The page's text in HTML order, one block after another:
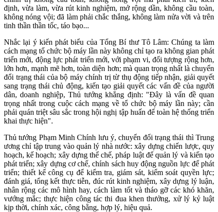
định, vừa làm, vừa rút kinh nghiệm, mở rộng dần, không cầu toàn,
không nóng vội; đã làm phải chắc thắng, không làm nửa vời và trên
tinh thần thần tốc, táo bạo...
Nhắc lại ý kiến phát biểu của Tổng Bí thư Tô Lâm: Chúng ta làm
cách mạng tổ chức bộ máy lần này không chỉ tạo ra không gian phát
triển mới, động lực phát triển mới, với phạm vi, đối tượng rộng hơn,
lớn hơn, mạnh mẽ hơn, toàn diện hơn; mà quan trọng nhất là chuyển
đổi trạng thái của bộ máy chính trị từ thụ động tiếp nhận, giải quyết
sang trạng thái chủ động, kiến tạo giải quyết các vấn đề của người
dân, doanh nghiệp, Thủ tướng khẳng định: "Đây là vấn đề quan
trọng nhất trong cuộc cách mạng về tổ chức bộ máy lần này; cần
phải quán triệt sâu sắc trong hội nghị tập huấn để toàn hệ thống triển
khai thực hiện".
Thủ tướng Phạm Minh Chính lưu ý, chuyển đổi trạng thái thì Trung
ương chỉ tập trung vào quản lý nhà nước: xây dựng chiến lược, quy
hoạch, kế hoạch; xây dựng thể chế, pháp luật để quản lý và kiến tạo
phát triển; xây dựng cơ chế, chính sách huy động nguồn lực để phát
triển; thiết kế công cụ để kiểm tra, giám sát, kiểm soát quyền lực;
đánh giá, tổng kết thực tiễn, đúc rút kinh nghiệm, xây dựng lý luận,
nhân rộng các mô hình hay, cách làm tốt và tháo gỡ các khó khăn,
vướng mắc; thực hiện công tác thi đua khen thưởng, xử lý kỷ luật
kịp thời, chính xác, công bằng, hợp lý, hiệu quả.